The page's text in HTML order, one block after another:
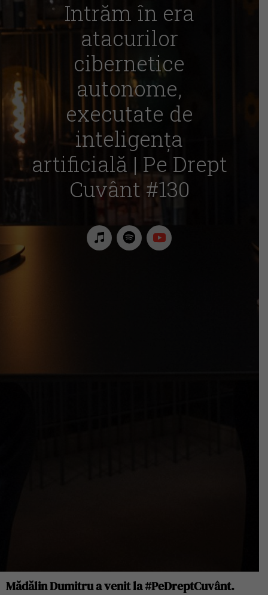
Intrăm în era
atacurilor
cibernetice
autonome,
executate de
inteligența
artificială | Pe Drept
Cuvânt #130
Mădălin Dumitru a venit la #PeDreptCuvânt.